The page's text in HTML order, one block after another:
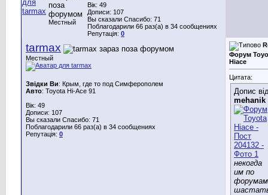
Местный
Вік: 49
Дописи: 107
Вы сказали Спасибо: 71
Поблагодарили 66 раз(а) в 34 сообщениях
Репутація: 0
tarmax
Местный
Звідки Ви: Крым, где то под Симферополем
Авто: Toyota Hi-Ace 91
Вік: 49
Дописи: 107
Вы сказали Спасибо: 71
Поблагодарили 66 раз(а) в 34 сообщениях
Репутація: 0
Форум
Hiace
Цитата:
Допис
mehanik
некогда
им по
форумам